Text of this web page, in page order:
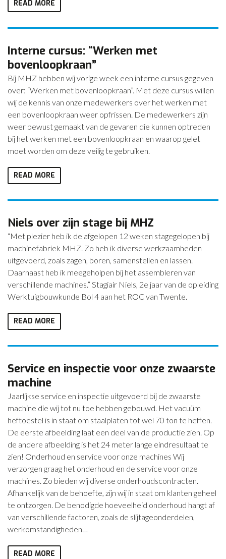
READ MORE
Interne cursus: “Werken met
bovenloopkraan”
Bij MHZ hebben wij vorige week een interne cursus gegeven
over: “Werken met bovenloopkraan”. Met deze cursus willen
wij de kennis van onze medewerkers over het werken met
een bovenloopkraan weer opfrissen. De medewerkers zijn
weer bewust gemaakt van de gevaren die kunnen optreden
bij het werken met een bovenloopkraan en waarop gelet
moet worden om deze veilig te gebruiken.
READ MORE
Niels over zijn stage bij MHZ
“Met plezier heb ik de afgelopen 12 weken stagegelopen bij
machinefabriek MHZ. Zo heb ik diverse werkzaamheden
uitgevoerd, zoals zagen, boren, samenstellen en lassen.
Daarnaast heb ik meegeholpen bij het assembleren van
verschillende machines.” Stagiair Niels, 2e jaar van de opleiding
Werktuigbouwkunde Bol 4 aan het ROC van Twente.
READ MORE
Service en inspectie voor onze zwaarste
machine
Jaarlijkse service en inspectie uitgevoerd bij de zwaarste
machine die wij tot nu toe hebben gebouwd. Het vacuüm
heftoestel is in staat om staalplaten tot wel 70 ton te heffen.
De eerste afbeelding laat een deel van de productie zien. Op
de andere afbeelding is het 24 meter lange eindresultaat te
zien! Onderhoud en service voor onze machines Wij
verzorgen graag het onderhoud en de service voor onze
machines. Zo bieden wij diverse onderhoudscontracten.
Afhankelijk van de behoefte, zijn wij in staat om klanten geheel
te ontzorgen. De benodigde hoeveelheid onderhoud hangt af
van verschillende factoren, zoals de slijtageonderdelen,
werkomstandigheden…
READ MORE